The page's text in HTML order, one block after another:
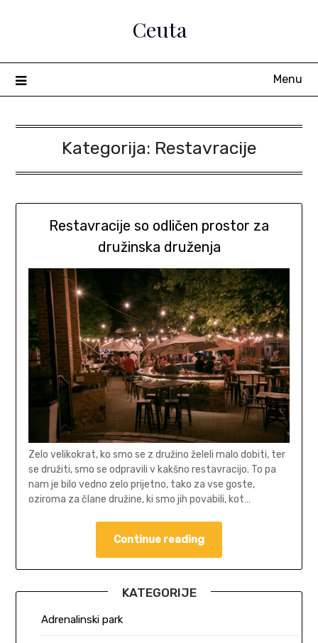
Ceuta
Menu
Kategorija: Restavracije
Restavracije so odličen prostor za
družinska druženja
Zelo velikokrat, ko smo se z družino želeli malo dobiti, ter
se družiti, smo se odpravili v kakšno restavracijo. To pa
nam je bilo vedno zelo prijetno, tako za vse goste,
oziroma za člane družine, ki smo jih povabili, kot…
Continue reading
KATEGORIJE
Adrenalinski park